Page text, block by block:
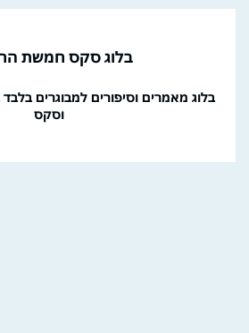
בלוג סקס חמשת
בלוג מאמרים וסיפורים למבוגרים
וסקס